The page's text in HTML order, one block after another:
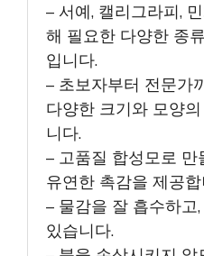
– 서예, 캘리그라피,
해 필요한 다양한 종
입니다.
– 초보자부터 전문가
다양한 크기와 모양
니다.
– 고품질 합성모로 만
유연한 촉감을 제공
– 물감을 잘 흡수하고
있습니다.